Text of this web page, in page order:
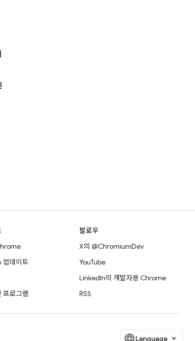
데이트
프로그램
팔로우
X의 @ChromiumDev
YouTube
LinkedIn의 개발자용 Chrome
RSS